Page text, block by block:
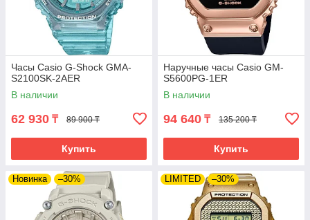
Часы Casio G-Shock GMA-
S2100SK-2AER
В наличии
62 930 ₸ 89 900 ₸
Купить
Наручные часы Casio GM-
S5600PG-1ER
В наличии
94 640 ₸ 135 200 ₸
Купить
Новинка –30% LIMITED –30%